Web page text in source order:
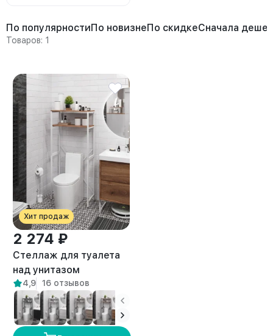
По популярностиПо новизнеПо скидкеСначала
Товаров: 1
Хит продаж
2 274 ₽
Стеллаж для туалета
над унитазом
металлический лофт
Ильма белый/амаретто
4,9 16 отзывов